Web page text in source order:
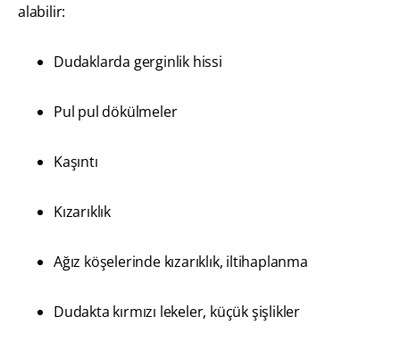
alabilir:
Dudaklarda gerginlik hissi
Pul pul dökülmeler
Kaşıntı
Kızarıklık
Ağız köşelerinde kızarıklık, iltihaplanma
Dudakta kırmızı lekeler, küçük şişlikler